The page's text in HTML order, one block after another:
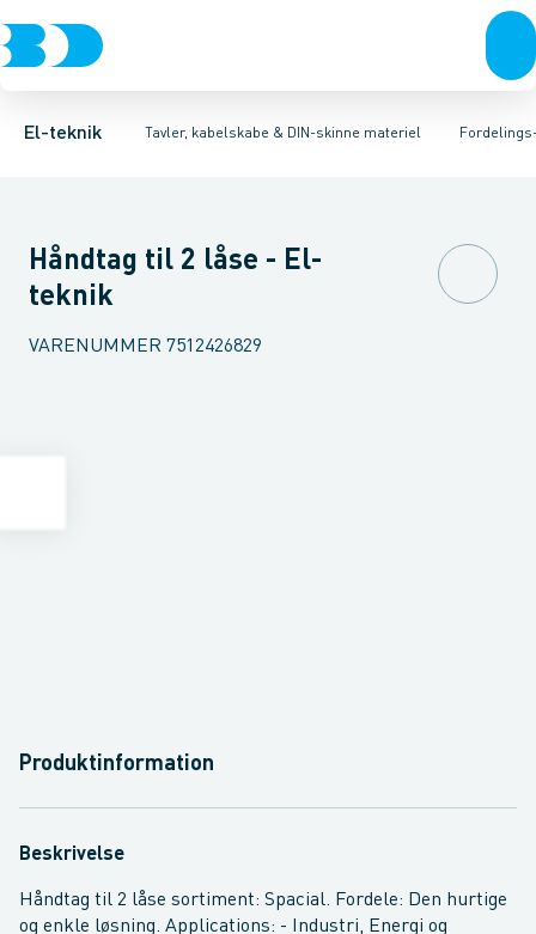
El-teknik Tavler, kabelskabe & DIN-skinne materiel
Afbrydere, stikkontakter & lampeudtagForgreningsmateriel
Tavler, kapsling og rackskabe Fordelings-/byggepladstavler
Afgangsbox for kanalskinneTilgangsboks for strømskinne
Håndtag til 2 låse - El-
teknik
VARENUMMER 7512426829
Produktinformation
Beskrivelse
Håndtag til 2 låse sortiment: Spacial. Fordele: Den hurtige
og enkle løsning. Applications: - Industri, Energi og